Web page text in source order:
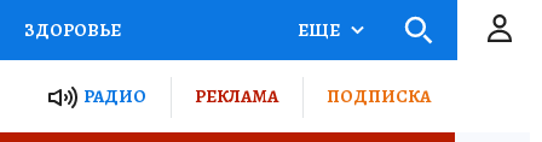
ЗДОРОВЬЕ
РОССИИ
ЕЩЕ
РАДИО РЕКЛАМА ПОДПИСКА